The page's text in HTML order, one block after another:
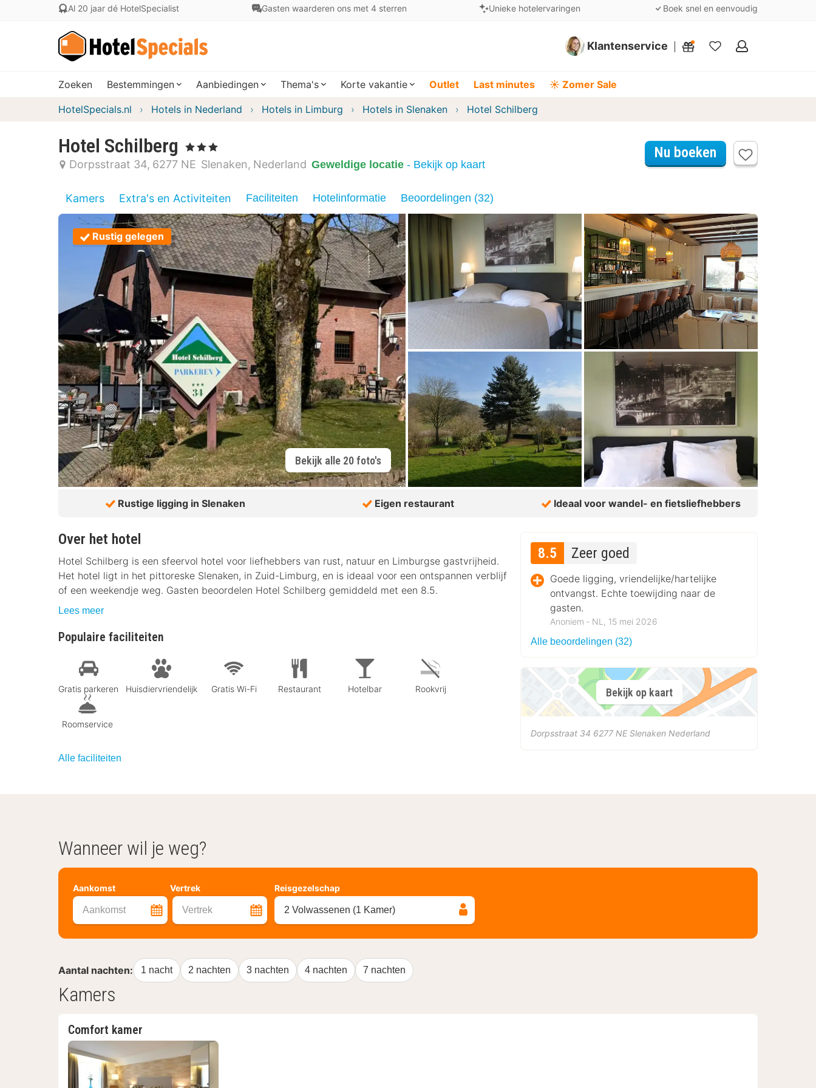
Al 20 jaar dé HotelSpecialist Gasten waarderen ons met 4 sterren Unieke hotelervaringen Boek snel en eenvoudig
Klantenservice
Mijn
Zoeken Bestemmingen Aanbiedingen Thema's Korte vakantie Outlet Last minutes ☀️ Zomer Sale
HotelSpecials.nl Hotels in Nederland Hotels in Limburg Hotels in Slenaken Hotel Schilberg
Hotel Schilberg , 3 Sterren
Dorpsstraat 34 6277 NE Slenaken Nederland Geweldige locatie - Bekijk op kaart
Nu boeken
Kamers Extra's en Activiteiten Faciliteiten Hotelinformatie Beoordelingen (32)
Rustig gelegen
Bekijk alle 20 foto's
Rustige ligging in Slenaken Eigen restaurant Ideaal voor wandel- en fietsliefhebbers
Over het hotel
Hotel Schilberg is een sfeervol hotel voor liefhebbers van rust, natuur en Limburgse gastvrijheid.
Het hotel ligt in het pittoreske Slenaken, in Zuid-Limburg, en is ideaal voor een ontspannen verblijf
of een weekendje weg. Gasten beoordelen Hotel Schilberg gemiddeld met een 8.5.
Lees meer
Populaire faciliteiten
Gratis parkeren Huisdiervriendelijk Gratis Wi-Fi Restaurant Hotelbar Rookvrij
Roomservice
Alle faciliteiten
8.5 Zeer goed
Goede ligging, vriendelijke/hartelijke
ontvangst. Echte toewijding naar de
gasten.
Anoniem ‐ NL, 15 mei 2026
Alle beoordelingen (32)
Bekijk op kaart
Dorpsstraat 34 6277 NE Slenaken Nederland
Wanneer wil je weg?
Aankomst Vertrek
Aankomst Vertrek
Reisgezelschap
2 Volwassenen (1 Kamer)
Aantal nachten: 1 nacht 2 nachten 3 nachten 4 nachten 7 nachten
Kamers
Comfort kamer